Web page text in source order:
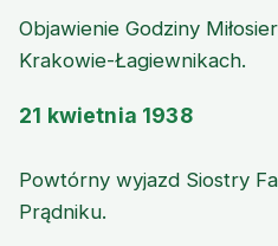
Objawienie Godziny
Krakowie-Łagiewnikach.
21 kwietnia 1938
Powtórny wyjazd Siostry
Prądniku.